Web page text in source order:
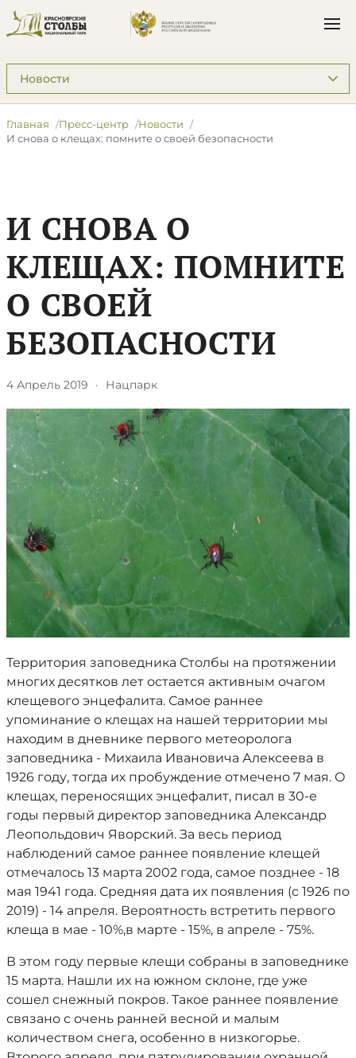
Подразделы: Пресс-центр
Главная Пресс-центр
Новости
И снова о клещах: помните о своей безопасности
И СНОВА О
КЛЕЩАХ: ПОМНИТЕ
О СВОЕЙ
БЕЗОПАСНОСТИ
4 Апрель 2019 · Нацпарк
Территория заповедника Столбы на протяжении
многих десятков лет остается активным очагом
клещевого энцефалита. Самое раннее
упоминание о клещах на нашей территории мы
находим в дневнике первого метеоролога
заповедника - Михаила Ивановича Алексеева в
1926 году, тогда их пробуждение отмечено 7 мая. О
клещах, переносящих энцефалит, писал в 30-е
годы первый директор заповедника Александр
Леопольдович Яворский. За весь период
наблюдений самое раннее появление клещей
отмечалось 13 марта 2002 года, самое позднее - 18
мая 1941 года. Средняя дата их появления (с 1926 по
2019) - 14 апреля. Вероятность встретить первого
клеща в мае - 10%,в марте - 15%, в апреле - 75%.
В этом году первые клещи собраны в заповеднике
15 марта. Нашли их на южном склоне, где уже
сошел снежный покров. Такое раннее появление
связано с очень ранней весной и малым
количеством снега, особенно в низкогорье.